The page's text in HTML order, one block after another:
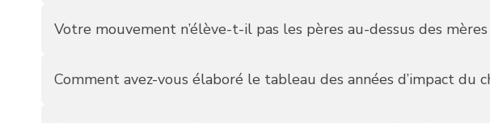
Votre mouvement n’élève-t-il pas les pères au-dessus des
Comment avez-vous élaboré le tableau des années d’impact du